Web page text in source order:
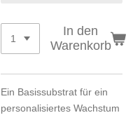
In den
Warenkorb
Ein Basissubstrat für ein
personalisiertes Wachstum